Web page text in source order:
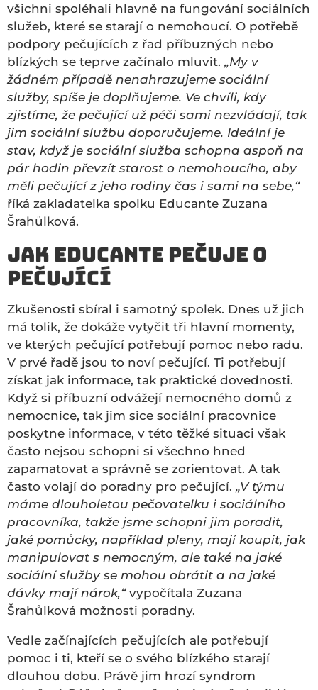
všichni spoléhali hlavně na fungování sociálních
služeb, které se starají o nemohoucí. O potřebě
podpory pečujících z řad příbuzných nebo
blízkých se teprve začínalo mluvit. „My v
žádném případě nenahrazujeme sociální
služby, spíše je doplňujeme. Ve chvíli, kdy
zjistíme, že pečující už péči sami nezvládají, tak
jim sociální službu doporučujeme. Ideální je
stav, když je sociální služba schopna aspoň na
pár hodin převzít starost o nemohoucího, aby
měli pečující z jeho rodiny čas i sami na sebe,“
říká zakladatelka spolku Educante Zuzana
Šrahůlková.
Jak Educante pečuje o
pečující
Zkušenosti sbíral i samotný spolek. Dnes už jich
má tolik, že dokáže vytyčit tři hlavní momenty,
ve kterých pečující potřebují pomoc nebo radu.
V prvé řadě jsou to noví pečující. Ti potřebují
získat jak informace, tak praktické dovednosti.
Když si příbuzní odvážejí nemocného domů z
nemocnice, tak jim sice sociální pracovnice
poskytne informace, v této těžké situaci však
často nejsou schopni si všechno hned
zapamatovat a správně se zorientovat. A tak
často volají do poradny pro pečující. „V týmu
máme dlouholetou pečovatelku i sociálního
pracovníka, takže jsme schopni jim poradit,
jaké pomůcky, například pleny, mají koupit, jak
manipulovat s nemocným, ale také na jaké
sociální služby se mohou obrátit a na jaké
dávky mají nárok,“vypočítala Zuzana
Šrahůlková možnosti poradny.
Vedle začínajících pečujících ale potřebují
pomoc i ti, kteří se o svého blízkého starají
dlouhou dobu. Právě jim hrozí syndrom